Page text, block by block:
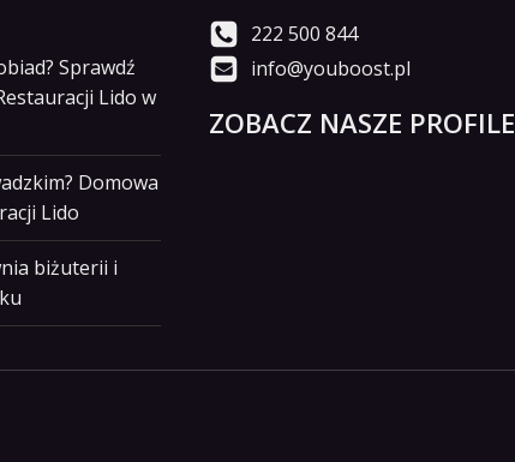
Sprawdź
Lido w
Domowa
Lido
biżuterii i
222 500 844
info@youboost.pl
ZOBACZ NASZE PROFILE